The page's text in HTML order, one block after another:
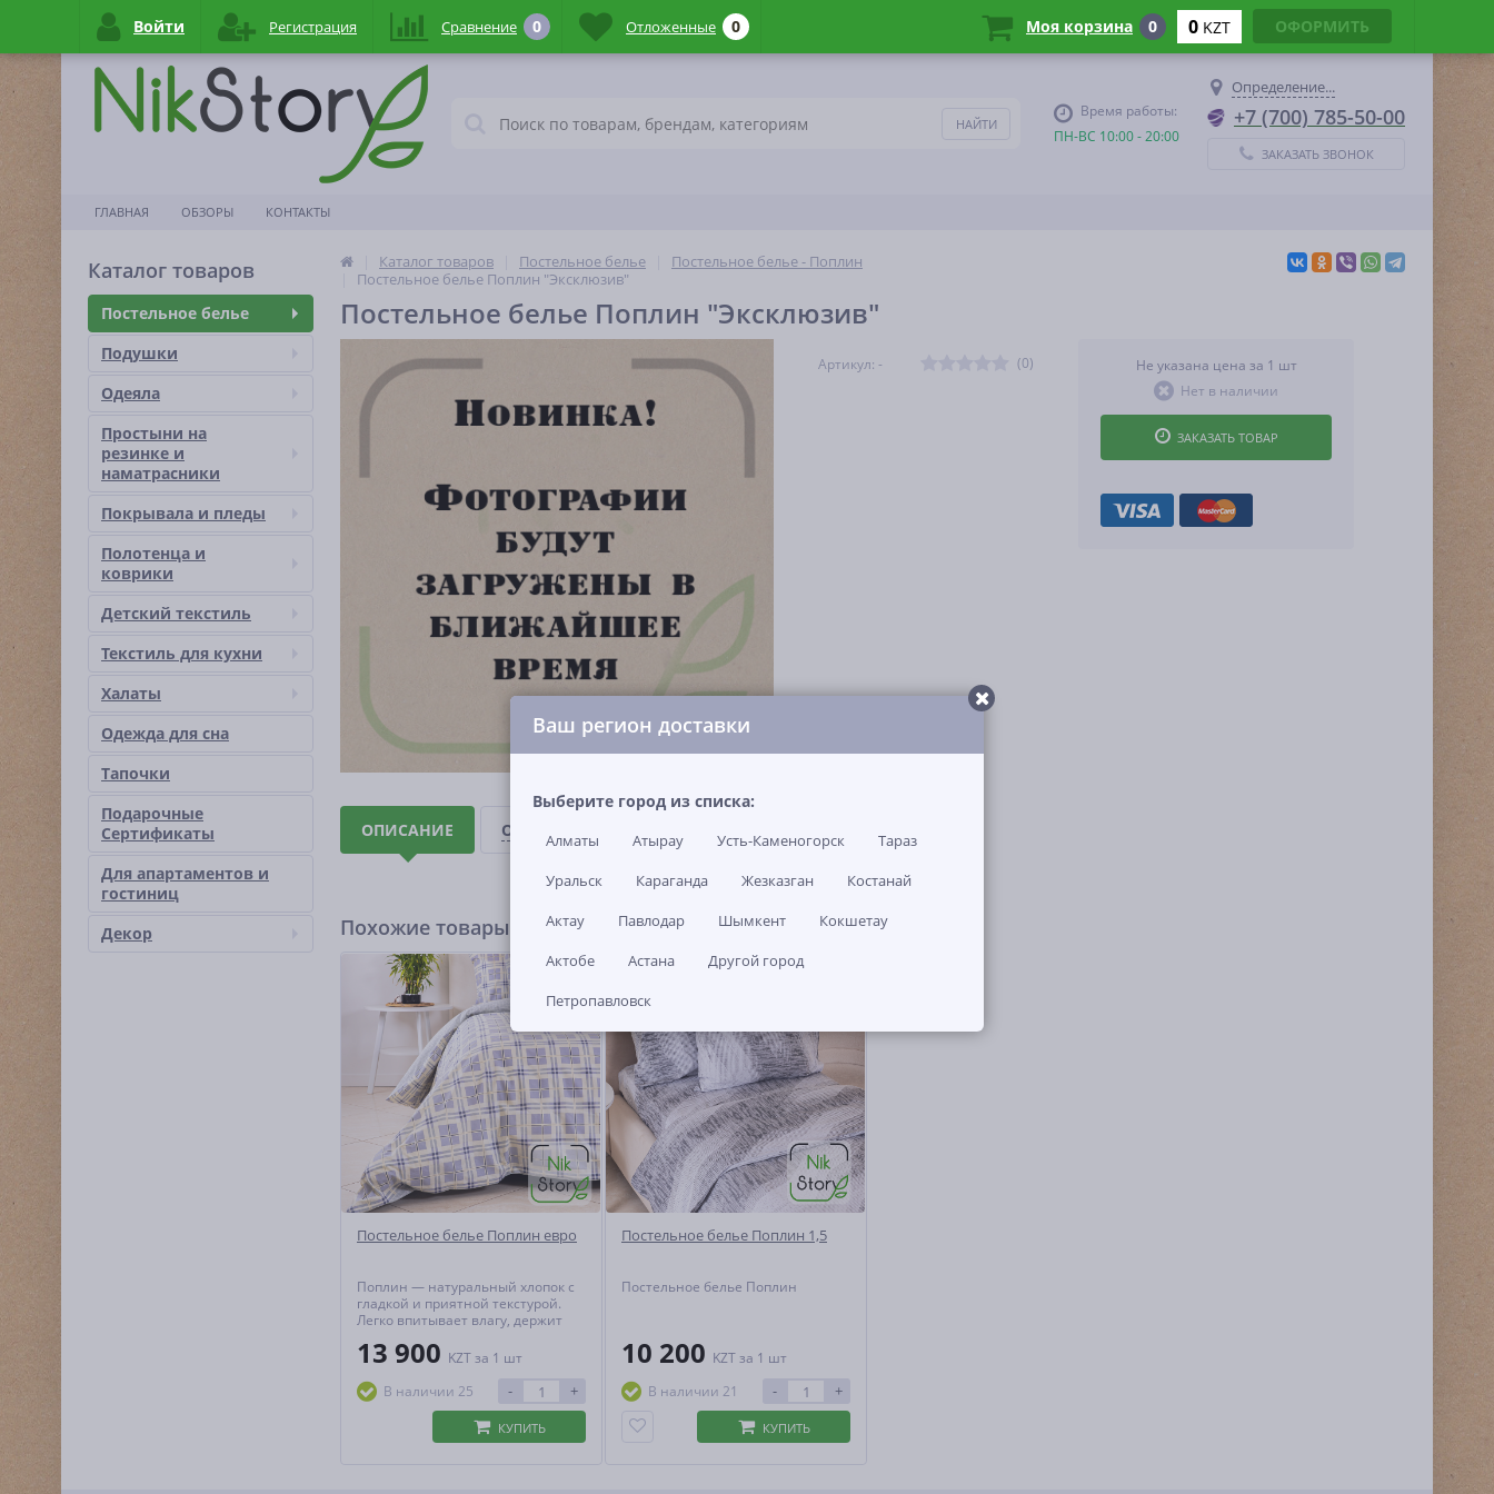
Время работы:
ПН-ВС 10:00 - 20:00
Определение...
+7 (700) 785-50-00
ЗАКАЗАТЬ ЗВОНОК
ГЛАВНАЯ ОБЗОРЫ КОНТАКТЫ
Каталог товаров
Постельное белье
Подушки
Одеяла
Простыни на
резинке и
наматраcники
Покрывала и пледы
Полотенца и
коврики
Детский текстиль
Текстиль для кухни
Халаты
Одежда для сна
Тапочки
Подарочные
Сертификаты
Для апартаментов и
гостиниц
Декор
Каталог товаров Постельное белье
Постельное белье - Поплин
Постельное белье Поплин "Эксклюзив"
Постельное белье Поплин "Эксклюзив"
Артикул: - (0)
Не указана цена за 1 шт
Нет в наличии
ЗАКАЗАТЬ ТОВАР
ОПИСАНИЕ ОТЗЫВЫ И ВОПРОСЫ
Похожие товары
Постельное белье Поплин евро
Поплин — натуральный хлопок с
гладкой и приятной текстурой.
Легко впитывает влагу, держит
создавая идеальный
гипоаллергенен и не теряет
форму даже при активной
эксплуатации.
13 900 KZTза 1 шт
В наличии 25
- +
КУПИТЬ
Постельное белье Поплин 1,5
Постельное белье Поплин
10 200 KZTза 1 шт
В наличии 21
- +
КУПИТЬ
Ваш регион доставки
Выберите город из списка:
Алматы Атырау Усть-Каменогорск
Тараз
Уральск
Караганда Жезказган
Костанай
Актау
Павлодар Шымкент
Кокшетау
Актобе
Астана
Другой город
Петропавловск
Войти Регистрация Сравнение 0 Отложенные 0 Моя корзина 0 0 KZT ОФОРМИТЬ